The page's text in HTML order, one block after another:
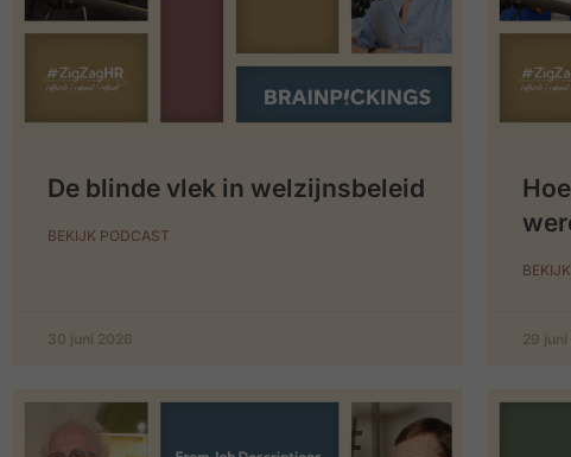
De blinde vlek in welzijnsbeleid
BEKIJK PODCAST
30 juni 2026 29